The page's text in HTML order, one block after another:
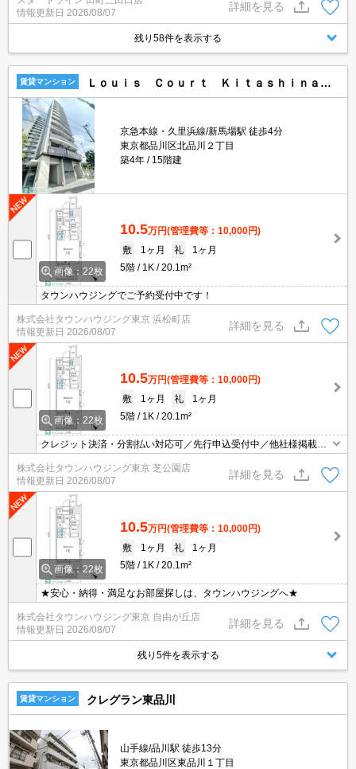
情報更新日 2026/08/07
詳細を見る
残り58件を表示する
賃貸マンション Ｌｏｕｉｓ Ｃｏｕｒｔ Ｋｉｔａｓｈｉｎａｇａｗａ
京急本線・久里浜線/新馬場駅 徒歩4分
東京都品川区北品川２丁目
築4年
15階建
画像：22枚
10.5万円(管理費等：10,000円)
敷
1ヶ月 礼
1ヶ月
5階
1K 20.1m²
タウンハウジングでご予約受付中です！
株式会社タウンハウジング東京 浜松町店
情報更新日 2026/08/07
詳細を見る
画像：22枚
10.5万円(管理費等：10,000円)
敷
1ヶ月 礼
1ヶ月
5階
1K 20.1m²
クレジット決済・分割払い対応可／先行申込受付中／他社様掲載物
件もまとめてご案内可能／専任物件多数あり
株式会社タウンハウジング東京 芝公園店
情報更新日 2026/08/07
詳細を見る
画像：22枚
10.5万円(管理費等：10,000円)
敷
1ヶ月 礼
1ヶ月
5階
1K 20.1m²
★安心・納得・満足なお部屋探しは、タウンハウジングへ★
株式会社タウンハウジング東京 自由が丘店
情報更新日 2026/08/07
詳細を見る
残り5件を表示する
賃貸マンション クレグラン東品川
山手線/品川駅 徒歩13分
東京都品川区東品川１丁目